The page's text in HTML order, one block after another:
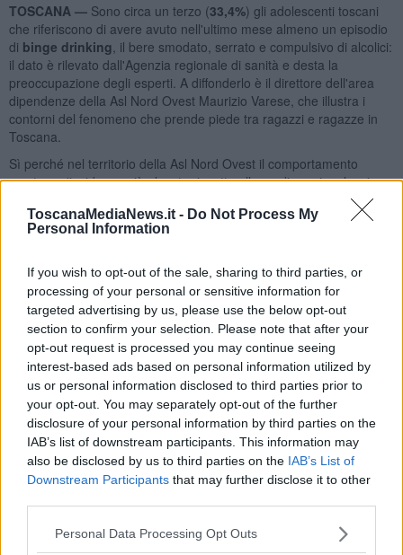
ToscanaMediaNews.it - Do Not Process My
Personal Information
If you wish to opt-out of the sale, sharing to third parties, or
processing of your personal or sensitive information for
targeted advertising by us, please use the below opt-out
section to confirm your selection. Please note that after your
opt-out request is processed you may continue seeing
interest-based ads based on personal information utilized by
us or personal information disclosed to third parties prior to
your opt-out. You may separately opt-out of the further
disclosure of your personal information by third parties on the
IAB’s list of downstream participants. This information may
also be disclosed by us to third parties on the IAB’s List of
Downstream Participants that may further disclose it to other
Personal Data Processing Opt Outs
TOSCANA — Sono circa un terzo (33,4%) gli adolescenti toscani
che riferiscono di avere avuto nell'ultimo mese almeno un episodio
di binge drinking , il bere smodato, serrato e compulsivo di alcolici:
il dato è rilevato dall'Agenzia regionale di sanità e desta la
preoccupazione degli esperti. A diffonderlo è il direttore dell'area
dipendenze della Asl Nord Ovest Maurizio Varese, che illustra i
contorni del fenomeno che prende piede tra ragazzi e ragazze in
Toscana.
Sì perché nel territorio della Asl Nord Ovest il comportamento
mostra un'incidenza più elevata rispetto alla media regionale: si
Garfagnana
nella zona delleApuane, nell’Alta Val di Cecinae inValdera”.
"Nel 2022 gli utenti alcoldipendenti in carico ai 12 SerD Asl sono
stati2.020- afferma Varese - il 22,5% del totale. Circa l'80% sono
maschi e il 20% femmine. Hanno dai 14 agli 80 anni, per un'età
media di 50. Naturalmente nei ragazzi molto giovani preferiamo
parlare di disturbi alcol correlati, piuttosto che di vera e propria
dipendenza da alcol. Tuttavia il fenomeno sta assumendo
dimensioni rilevanti”.
Ma cos'è il binge drinking? E' un'autentica abbuffata di alcol :
"Bere in maniera compulsiva, bicchiere dopo bicchiere, per
raggiungere il più in fretta possibile l’ebbrezza. Si parla di binge
drinking - spiega l'esperto - quando si assumono5 o più unità
alcoliche nel giro di 4-5 ore. Per le donne la soglia è 4 unità. Una
unità alcolica corrisponde a 12 grammi di etanolo, ovvero alla
quantità di alcol contenuto in una lattina dibirra
da 333 millilitri, a